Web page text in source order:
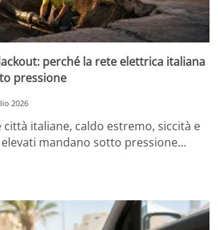
perché la rete elettrica italiana
pressione
2026
città italiane, caldo estremo, siccità e
mandano sotto pressione…